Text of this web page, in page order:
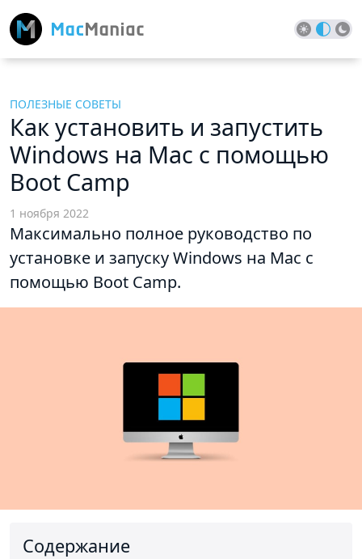
ПОЛЕЗНЫЕ СОВЕТЫ
Как установить и запустить
Windows на Mac с помощью
Boot Camp
1 ноября 2022
Максимально полное руководство по
установке и запуску Windows на Mac с
помощью Boot Camp.
Cодержание